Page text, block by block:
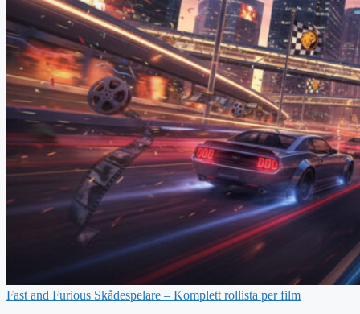
Fast and Furious Skådespelare – Komplett rollista per film